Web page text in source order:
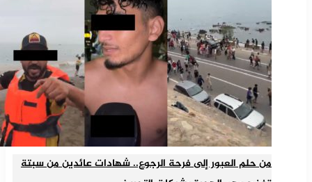
من حلم العبور إلى فرحة الرجوع.. شهادات عائدين من سبتة